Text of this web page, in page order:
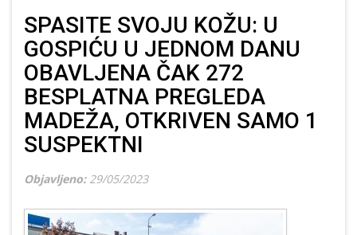
SPASITE SVOJU KOŽU: U
GOSPIĆU U JEDNOM DANU
OBAVLJENA ČAK 272
BESPLATNA PREGLEDA
MADEŽA, OTKRIVEN SAMO 1
SUSPEKTNI
Objavljeno: 29/05/2023